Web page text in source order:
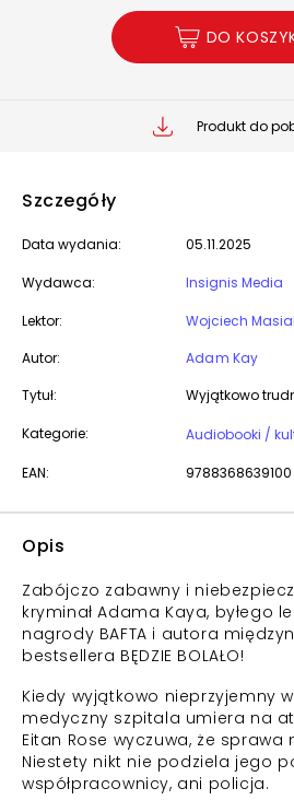
DO
Produkt do
Szczegóły
Data wydania: 05.11.2025
Wydawca: Insignis Media
Lektor:
Wojciech
Autor:
Adam Kay
Tytuł:
Wyjątkowo
Kategorie: Audiobooki /
EAN: 9788368639100
Opis
Zabójczo zabawny i
kryminał Adama Kaya, byłego
nagrody BAFTA i autora
bestsellera BĘDZIE BOLAŁO!
Kiedy wyjątkowo nieprzyjemny
medyczny szpitala umiera na
Eitan Rose wyczuwa, że
Niestety nikt nie podziela jego
współpracownicy, ani policja.